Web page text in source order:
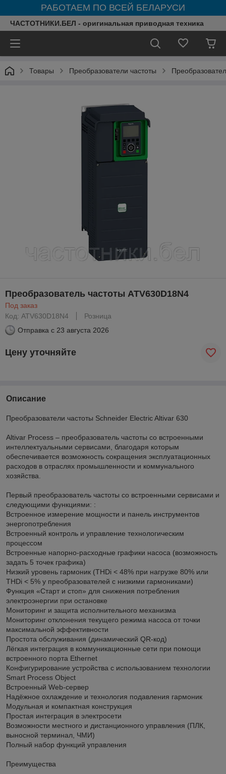
РАБОТАЕМ ПО ВСЕЙ БЕЛАРУСИ
ЧАСТОТНИКИ.БЕЛ - оригинальная приводная техника
Товары Преобразователи частоты
Преобразователь частоты ATV630D18N4
Под заказ
Код: ATV630D18N4
Розница
Отправка с 23 августа 2026
Цену уточняйте
Описание
Преобразователи частоты Schneider Electric Altivar 630
Altivar Process – преобразователь частоты со встроенными
интеллектуальными сервисами, благодаря которым
обеспечивается возможность сокращения эксплуатационных
расходов в отраслях промышленности и коммунального
хозяйства.
Первый преобразователь частоты со встроенными сервисами и
следующими функциями: :
Встроенное измерение мощности и панель инструментов
энергопотребления
Встроенный контроль и управление технологическим
процессом
Встроенные напорно-расходные графики насоса (возможность
задать 5 точек графика)
Низкий уровень гармоник (THDi < 48% при нагрузке 80% или
THDi < 5% у преобразователей с низкими гармониками)
Функция «Старт и стоп» для снижения потребления
электроэнергии при остановке
Мониторинг и защита исполнительного механизма
Мониторинг отклонения текущего режима насоса от точки
максимальной эффективности
Простота обслуживания (динамический QR-код)
Лёгкая интеграция в коммуникационные сети при помощи
встроенного порта Ethernet
Конфигурирование устройства с использованием технологии
Smart Process Object
Встроенный Web-сервер
Надёжное охлаждение и технология подавления гармоник
Модульная и компактная конструкция
Простая интеграция в электросети
Возможности местного и дистанционного управления (ПЛК,
выносной терминал, ЧМИ)
Полный набор функций управления
Преимущества